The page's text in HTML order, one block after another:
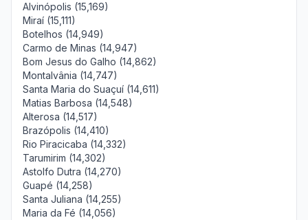
Alvinópolis (15,169)
Miraí (15,111)
Botelhos (14,949)
Carmo de Minas (14,947)
Bom Jesus do Galho (14,862)
Montalvânia (14,747)
Santa Maria do Suaçuí (14,611)
Matias Barbosa (14,548)
Alterosa (14,517)
Brazópolis (14,410)
Rio Piracicaba (14,332)
Tarumirim (14,302)
Astolfo Dutra (14,270)
Guapé (14,258)
Santa Juliana (14,255)
Maria da Fé (14,056)